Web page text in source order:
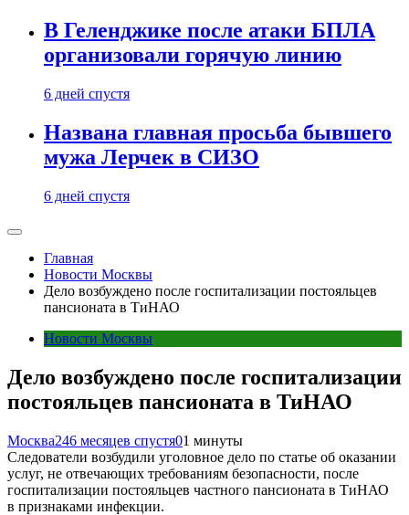
В Геленджике после атаки БПЛА
организовали горячую линию
6 дней спустя
Названа главная просьба бывшего
мужа Лерчек в СИЗО
6 дней спустя
Главная
Новости Москвы
Дело возбуждено после госпитализации постояльцев
пансионата в ТиНАО
Новости Москвы
Дело возбуждено после госпитализации
постояльцев пансионата в ТиНАО
Москва246 месяцев спустя01 минуты
Следователи возбудили уголовное дело по статье об оказании
услуг, не отвечающих требованиям безопасности, после
госпитализации постояльцев частного пансионата в ТиНАО
в признаками инфекции.